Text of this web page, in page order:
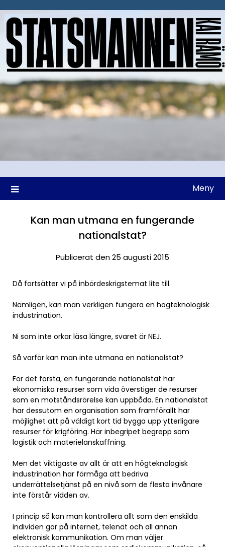
till
Meny
Kan man utmana en fungerande
nationalstat?
Publicerat den 25 augusti 2015
Då fortsätter vi på inbördeskrigstemat lite till.
Nämligen, kan man verkligen fungera en högteknologisk
industrination.
Ni som inte orkar läsa längre, svaret är NEJ.
Så varför kan man inte utmana en nationalstat?
För det första, en fungerande nationalstat har
ekonomiska resurser som vida överstiger de resurser
som en motståndsrörelse kan uppbåda. En nationalstat
har dessutom en organisation som framförallt har
möjlighet att på väldigt kort tid bygga upp ytterligare
resurser för krigföring. Här inbegripet begrepp som
logistik och materielanskaffning.
Men det viktigaste av allt är att en högteknologisk
industrination har förmåga att bedriva
underrättelsetjänst på en nivå som de flesta invånare
inte förstår vidden av.
I princip så kan man kontrollera allt som den enskilda
individen gör på internet, telenät och all annan
elektronisk kommunikation. Om man väljer